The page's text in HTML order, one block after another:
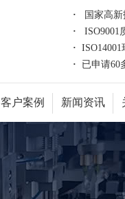
·
国家高
·
ISO9001
·
· 已申请60
客户案例 新闻资讯